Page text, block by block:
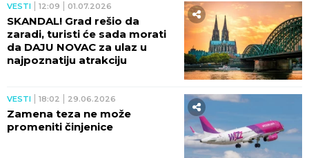
VESTI 12:09 01.07.2026
SKANDAL! Grad rešio da
zaradi, turisti će sada morati
da DAJU NOVAC za ulaz u
najpoznatiju atrakciju
VESTI 18:02 29.06.2026
Zamena teza ne može
promeniti činjenice